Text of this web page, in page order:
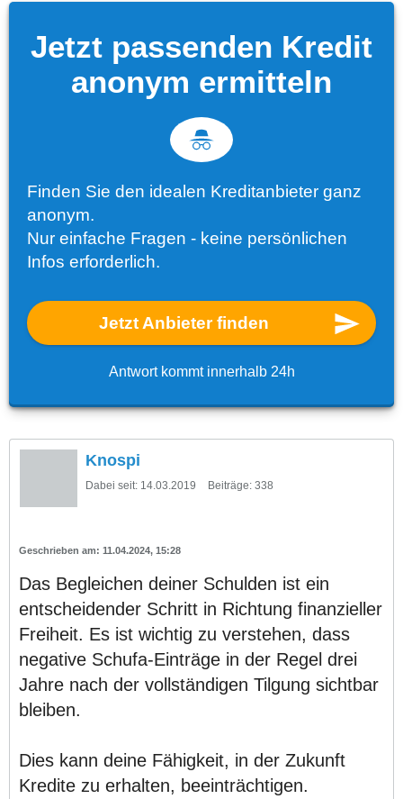
Jetzt passenden Kredit
anonym ermitteln
Finden Sie den idealen Kreditanbieter ganz
anonym.
Nur einfache Fragen - keine persönlichen
Infos erforderlich.
Jetzt Anbieter finden
Antwort kommt innerhalb 24h
Knospi
Dabei seit: 14.03.2019 Beiträge: 338
11.04.2024, 15:28
Das Begleichen deiner Schulden ist ein
entscheidender Schritt in Richtung finanzieller
Freiheit. Es ist wichtig zu verstehen, dass
negative Schufa-Einträge in der Regel drei
Jahre nach der vollständigen Tilgung sichtbar
bleiben.
Dies kann deine Fähigkeit, in der Zukunft
Kredite zu erhalten, beeinträchtigen.